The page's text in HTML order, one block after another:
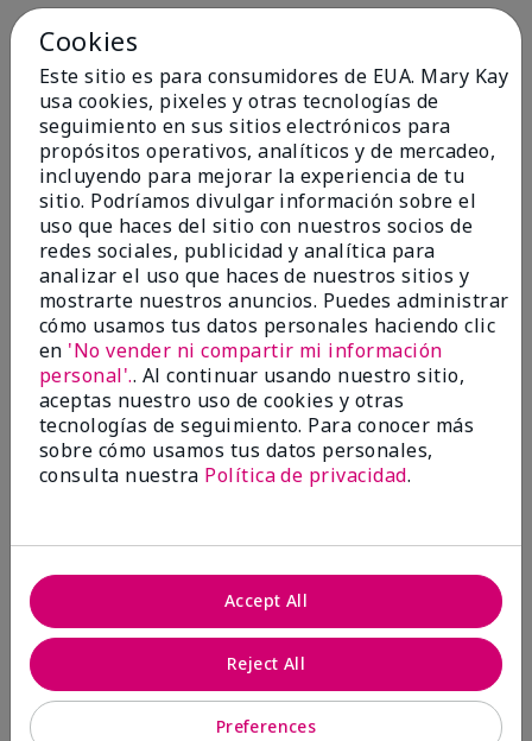
Not a favorite
EnviadoHace 9 meses
por Bette B.
deGreen Valley
Comprador verificado
Evaluado en
marykay.com/en-us/
Comentarios sobre Mary Kay Chromafusion®
Blush
The blush is hard to get used to - it goes on very
heavy and then needs to be softened. I think I will
stick with my old brand for now.
Mostrar Traducción
ConclusiónNo, no recomendaría a un amigo
¿Le ha resultado útil esta
16 5
Marcar esta opinión
Cookies
Este sitio es para consumidores de EUA. Mary Kay
usa cookies, pixeles y otras tecnologías de
seguimiento en sus sitios electrónicos para
propósitos operativos, analíticos y de mercadeo,
incluyendo para mejorar la experiencia de tu
sitio. Podríamos divulgar información sobre el
uso que haces del sitio con nuestros socios de
redes sociales, publicidad y analítica para
analizar el uso que haces de nuestros sitios y
mostrarte nuestros anuncios. Puedes administrar
cómo usamos tus datos personales haciendo clic
en 'No vender ni compartir mi información
personal'.. Al continuar usando nuestro sitio,
aceptas nuestro uso de cookies y otras
tecnologías de seguimiento. Para conocer más
sobre cómo usamos tus datos personales,
consulta nuestra Política de privacidad.
Preferences
Reject All
Accept All